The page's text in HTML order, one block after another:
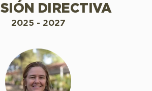
DIRECTIVA
2025 - 2027